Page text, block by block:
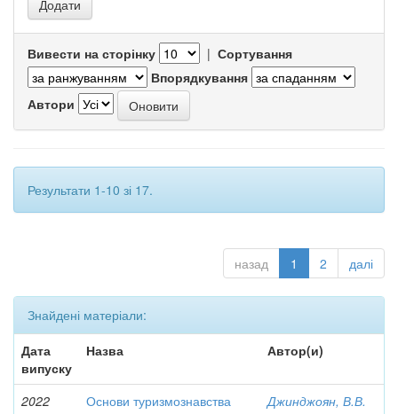
Вивести на сторінку | Сортування
Впорядкування
Автори
Результати 1-10 зі 17.
назад 1 2 далі
Знайдені матеріали:
Дата
випуску
Назва Автор(и)
2022 Основи туризмознавства
Джинджоян, В.В.